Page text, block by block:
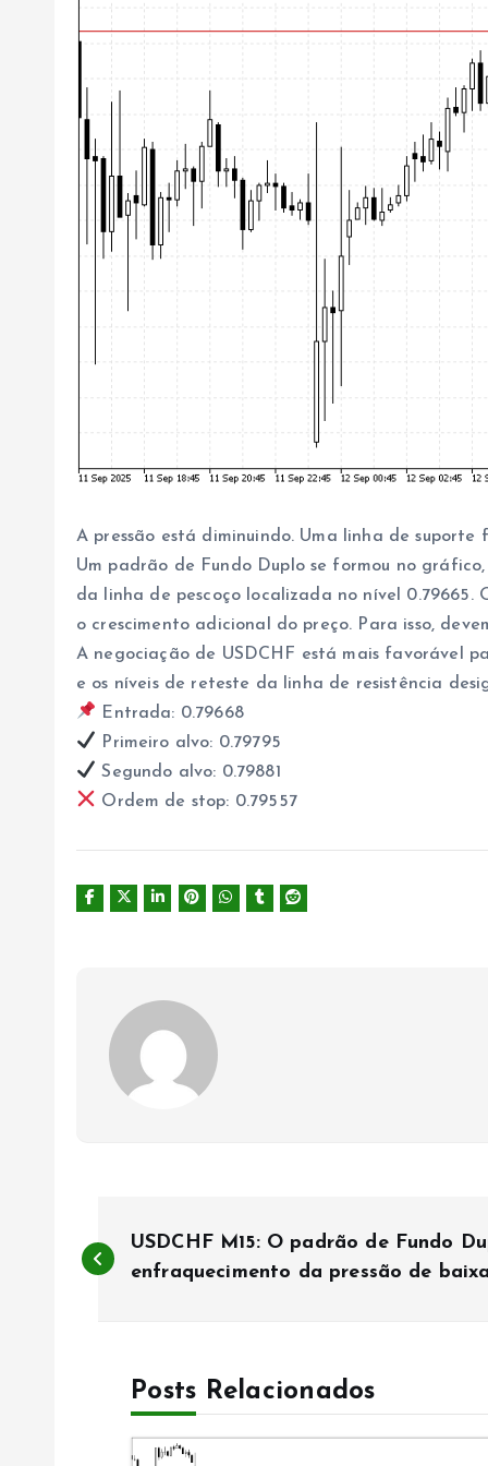
A pressão está diminuindo. Uma linha de
Um padrão de Fundo Duplo se formou no
da linha de pescoço localizada no nível
o crescimento adicional do preço. Para isso,
A negociação de USDCHF está mais favorável
e os níveis de reteste da linha de resistência
Entrada: 0.79668
Primeiro alvo: 0.79795
Segundo alvo: 0.79881
Ordem de stop: 0.79557
a
USDCHF M15: O padrão de Fundo
enfraquecimento da pressão de baixa
Posts Relacionados